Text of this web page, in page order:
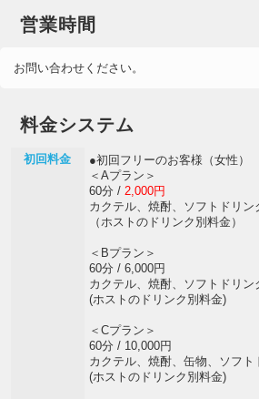
営業時間
お問い合わせください。
料金システム
初回料金
●初回フリーのお客様（女性）
＜Aプラン＞
60分 / 2,000円
カクテル、焼酎、ソフトドリン
（ホストのドリンク別料金）
＜Bプラン＞
60分 / 6,000円
カクテル、焼酎、ソフトドリン
(ホストのドリンク別料金)
＜Cプラン＞
60分 / 10,000円
カクテル、焼酎、缶物、ソフト
(ホストのドリンク別料金)